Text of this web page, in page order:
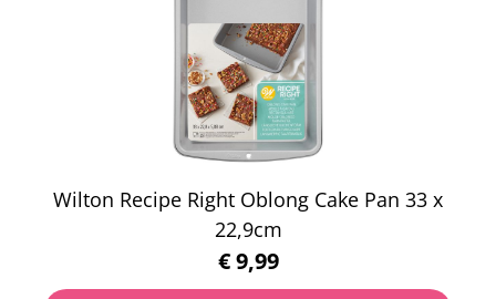
Wilton Recipe Right Oblong Cake Pan 33 x
22,9cm
€9,99